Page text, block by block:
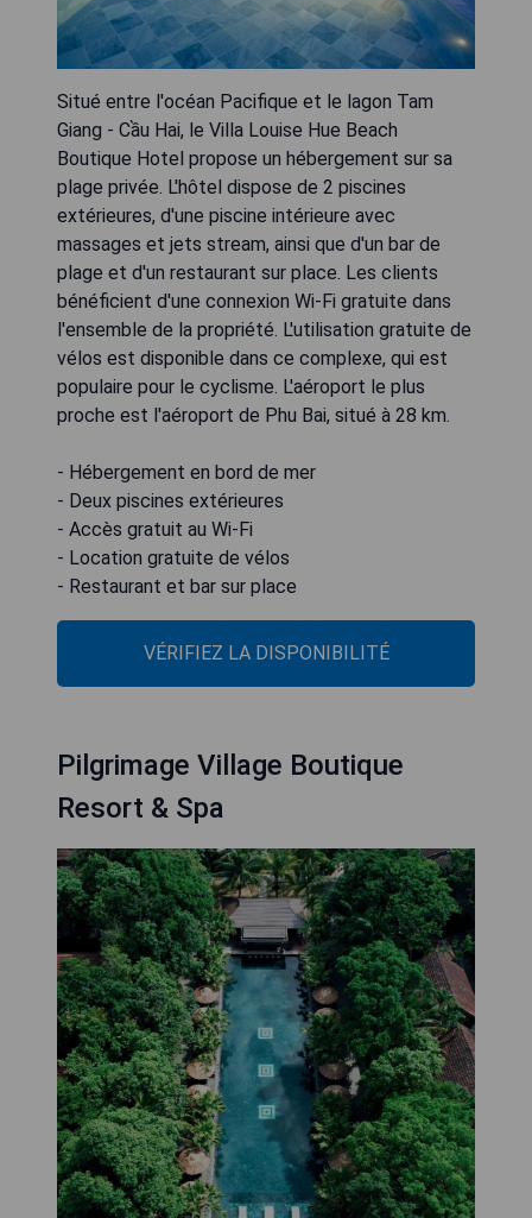
Situé entre l'océan Pacifique et le lagon Tam
Giang - Cầu Hai, le Villa Louise Hue Beach
Boutique Hotel propose un hébergement sur sa
plage privée. L'hôtel dispose de 2 piscines
extérieures, d'une piscine intérieure avec
massages et jets stream, ainsi que d'un bar de
plage et d'un restaurant sur place. Les clients
bénéficient d'une connexion Wi-Fi gratuite dans
l'ensemble de la propriété. L'utilisation gratuite de
vélos est disponible dans ce complexe, qui est
populaire pour le cyclisme. L'aéroport le plus
proche est l'aéroport de Phu Bai, situé à 28 km.
- Hébergement en bord de mer
- Deux piscines extérieures
- Accès gratuit au Wi-Fi
- Location gratuite de vélos
- Restaurant et bar sur place
VÉRIFIEZ LA DISPONIBILITÉ
Pilgrimage Village Boutique
Resort & Spa